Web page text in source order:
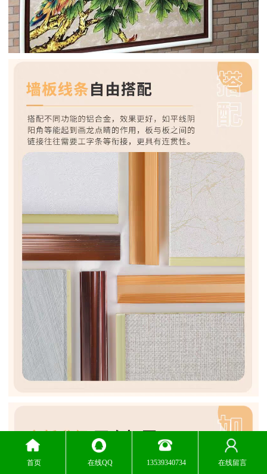
首页 在线QQ 13539340734 在线留言